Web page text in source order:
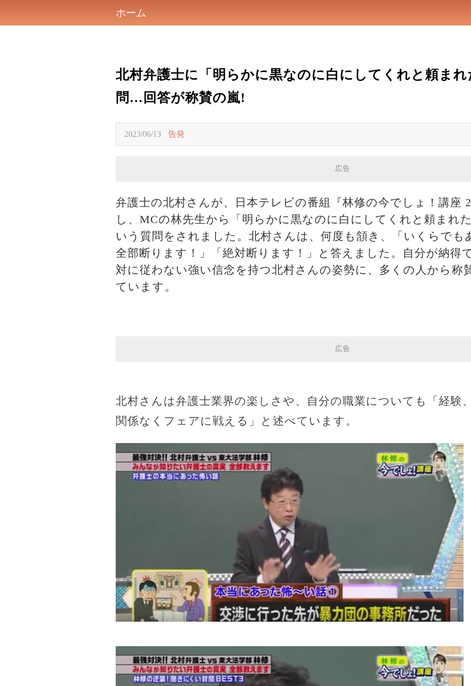
ホーム
北村弁護士に「明らかに黒なのに白にしてくれと頼ま
問…回答が称賛の嵐!
2023/06/13 告発
広告
弁護士の北村さんが、日本テレビの番組『林修の今でしょ！講座
し、MCの林先生から「明らかに黒なのに白にしてくれと頼まれ
いう質問をされました。北村さんは、何度も頷き、「いくらでも
全部断ります！」「絶対断ります！」と答えました。自分が納得
対に従わない強い信念を持つ北村さんの姿勢に、多くの人から称
ています。
広告
北村さんは弁護士業界の楽しさや、自分の職業についても「経験
関係なくフェアに戦える」と述べています。